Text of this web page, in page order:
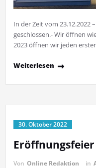
In der Zeit vom 23.12.2022
geschlossen.- Wir öffnen
2023 öffnen wir jeden
Weiterlesen
30. Oktober 2022
Von Online Redaktion in